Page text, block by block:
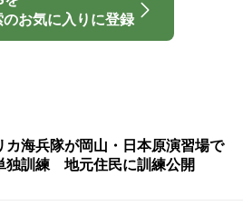
お気に入りに登録
カ海兵隊が岡山・日本原演習場で
独訓練 地元住民に訓練公開